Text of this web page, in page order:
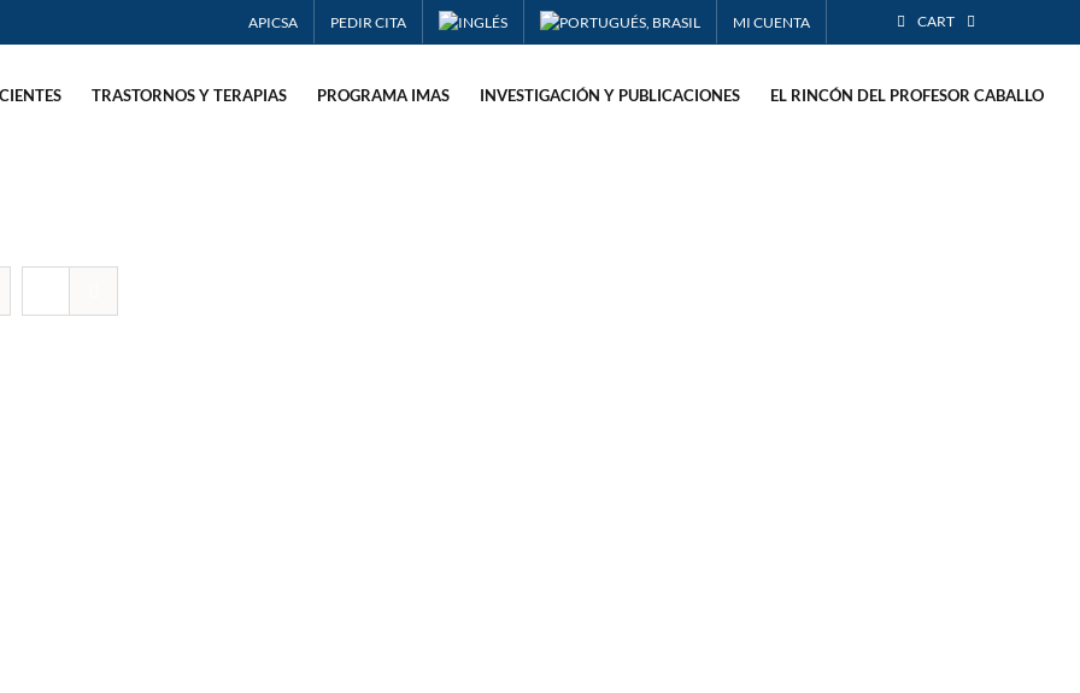
APICSA PEDIR CITA MI CUENTA CART
TRASTORNOS Y TERAPIAS PROGRAMA IMAS INVESTIGACIÓN Y PUBLICACIONES EL RINCÓN DEL PROFESOR CABALLO